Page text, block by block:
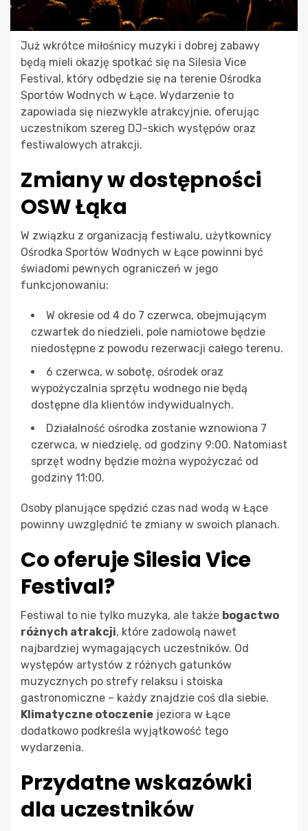
Już wkrótce miłośnicy muzyki i dobrej zabawy
będą mieli okazję spotkać się na Silesia Vice
Festival, który odbędzie się na terenie Ośrodka
Sportów Wodnych w Łące. Wydarzenie to
zapowiada się niezwykle atrakcyjnie, oferując
uczestnikom szereg DJ-skich występów oraz
festiwalowych atrakcji.
Zmiany w dostępności
OSW Łąka
W związku z organizacją festiwalu, użytkownicy
Ośrodka Sportów Wodnych w Łące powinni być
świadomi pewnych ograniczeń w jego
funkcjonowaniu:
W okresie od 4 do 7 czerwca, obejmującym
czwartek do niedzieli, pole namiotowe będzie
niedostępne z powodu rezerwacji całego terenu.
6 czerwca, w sobotę, ośrodek oraz
wypożyczalnia sprzętu wodnego nie będą
dostępne dla klientów indywidualnych.
Działalność ośrodka zostanie wznowiona 7
czerwca, w niedzielę, od godziny 9:00. Natomiast
sprzęt wodny będzie można wypożyczać od
godziny 11:00.
Osoby planujące spędzić czas nad wodą w Łące
powinny uwzględnić te zmiany w swoich planach.
Co oferuje Silesia Vice
Festival?
Festiwal to nie tylko muzyka, ale także bogactwo
różnych atrakcji, które zadowolą nawet
najbardziej wymagających uczestników. Od
występów artystów z różnych gatunków
muzycznych po strefy relaksu i stoiska
gastronomiczne – każdy znajdzie coś dla siebie.
Klimatyczne otoczenie jeziora w Łące
dodatkowo podkreśla wyjątkowość tego
wydarzenia.
Przydatne wskazówki
dla uczestników